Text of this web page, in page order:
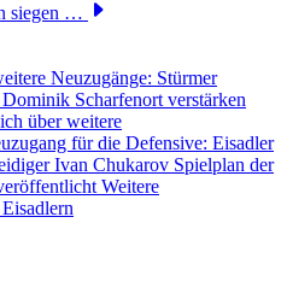
siegen …
Neuzugänge: Stürmer
Scharfenort verstärken
über weitere
für die Defensive: Eisadler
Ivan Chukarov Spielplan der
Weitere